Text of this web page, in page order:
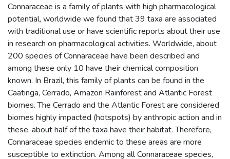
Connaraceae is a family of plants with high pharmacological
potential, worldwide we found that 39 taxa are associated
with traditional use or have scientific reports about their use
in research on pharmacological activities. Worldwide, about
200 species of Connaraceae have been described and
among these only 10 have their chemical composition
known. In Brazil, this family of plants can be found in the
Caatinga, Cerrado, Amazon Rainforest and Atlantic Forest
biomes. The Cerrado and the Atlantic Forest are considered
biomes highly impacted (hotspots) by anthropic action and in
these, about half of the taxa have their habitat. Therefore,
Connaraceae species endemic to these areas are more
susceptible to extinction. Among all Connaraceae species,